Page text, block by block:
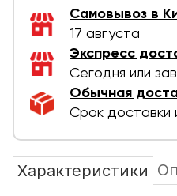
Самовывоз в
17 августа
Экспресс
Сегодня или
Обычная
Срок доставки
Характеристики